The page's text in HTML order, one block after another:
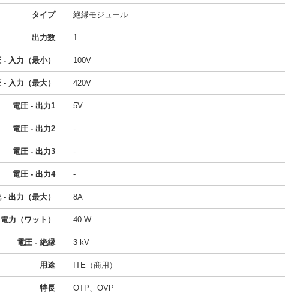
タイプ 絶縁モジュール
出力数 1
- 入力（最小） 100V
- 入力（最大） 420V
電圧 - 出力1 5V
電圧 - 出力2 -
電圧 - 出力3 -
電圧 - 出力4 -
- 出力（最大） 8A
電力（ワット） 40 W
電圧 - 絶縁 3 kV
用途 ITE（商用）
特長 OTP、OVP